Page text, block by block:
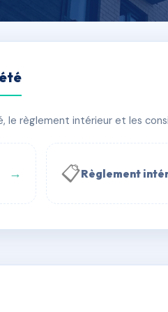
91120
WhatsApp
règlement intérieur et les
→ 📋Règlement
AC7465453 🇫🇷